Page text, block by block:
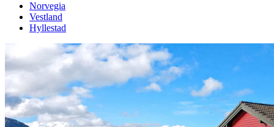
Norvegia
Vestland
Hyllestad